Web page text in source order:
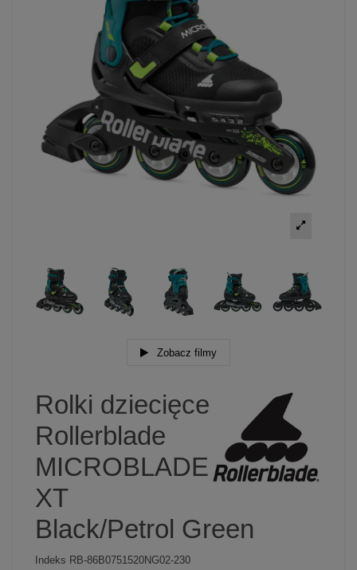
Zobacz filmy
Rolki dziecięce
Rollerblade
MICROBLADE
XT
Black/Petrol Green
Indeks RB-86B0751520NG02-230